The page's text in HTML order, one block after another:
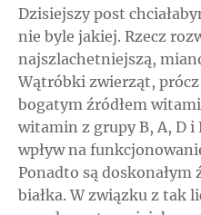
Dzisiejszy post
nie byle jakiej. Rzecz
najszlachetniejszą,
Wątróbki zwierząt, prócz
bogatym źródłem
witamin z grupy B, A, D
wpływ na
Ponadto są doskonałym
białka. W związku z tak